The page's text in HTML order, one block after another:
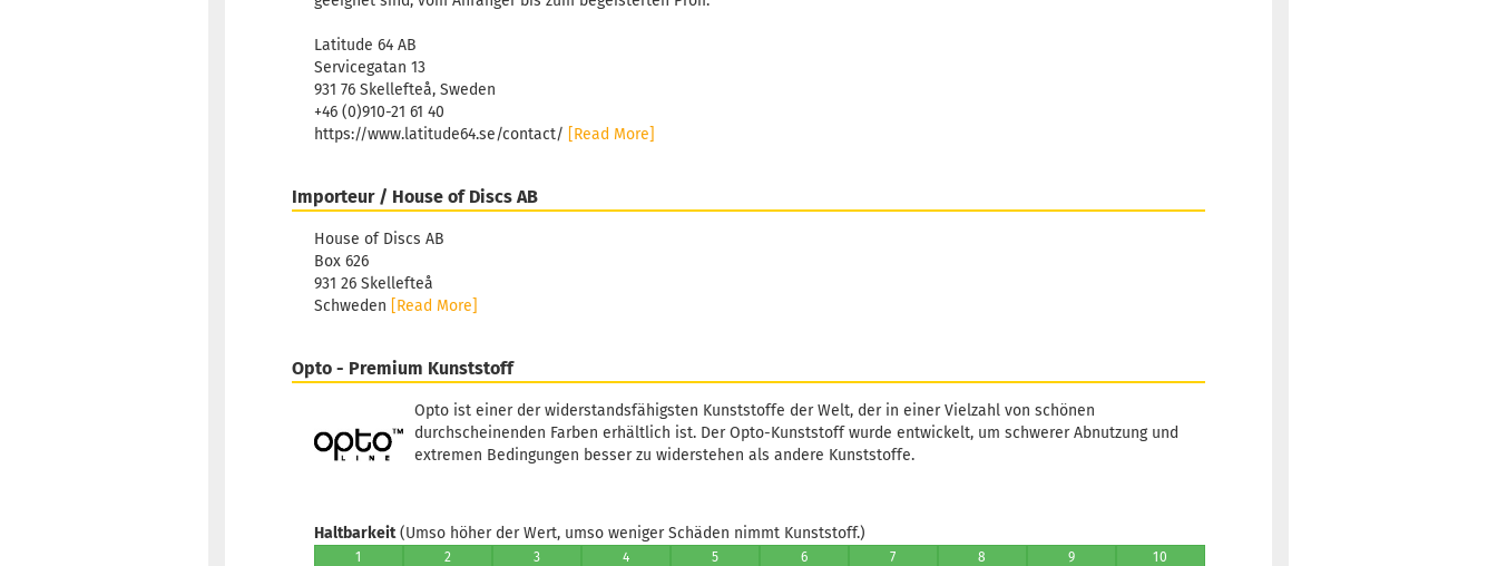
Latitude 64 AB
Servicegatan 13
931 76 Skellefteå, Sweden
+46 (0)910-21 61 40
https://www.latitude64.se/contact/ [Read More]
Importeur / House of Discs AB
House of Discs AB
Box 626
931 26 Skellefteå
Schweden [Read More]
Opto - Premium Kunststoff
Opto ist einer der widerstandsfähigsten Kunststoffe der Welt, der in einer Vielzahl von schönen
durchscheinenden Farben erhältlich ist. Der Opto-Kunststoff wurde entwickelt, um schwerer Abnutzung und
extremen Bedingungen besser zu widerstehen als andere Kunststoffe.
Haltbarkeit(Umso höher der Wert, umso weniger Schäden nimmt Kunststoff.)
1 2 3 4 5 6 7 8 9 10